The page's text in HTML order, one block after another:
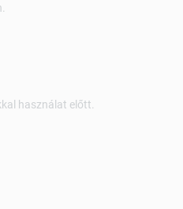
használat előtt.